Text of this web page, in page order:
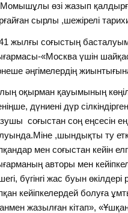
өзі жазып
сырлы ,шежірелі
жылғы соғыстың
«Москва үшін
әңгімелердің
оқырман қауымының
дүниені дүр
соғыстан соң еңсесін
,шындықты ту
мен соғыстан кейін
авторы мен
бүгінгі жас буын
кейіпкелердей болуға
жазылған кітап»,